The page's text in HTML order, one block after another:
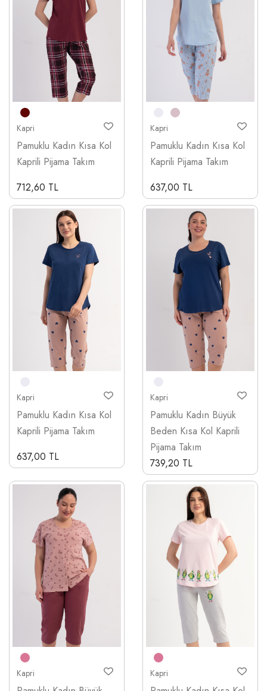
Kapri
Pamuklu Kadın Kısa Kol
Kaprili Pijama Takım
712,60 TL
Kapri
Pamuklu Kadın Kısa Kol
Kaprili Pijama Takım
637,00 TL
Kapri
Pamuklu Kadın Kısa Kol
Kaprili Pijama Takım
637,00 TL
Kapri
Pamuklu Kadın Büyük
Beden Kısa Kol Kaprili
Pijama Takım
739,20 TL
Kapri Kapri